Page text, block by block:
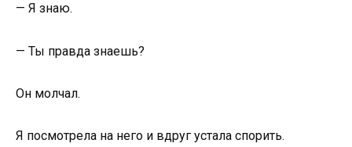
— Я знаю.
— Ты правда знаешь?
Он молчал.
Я посмотрела на него и вдруг устала спорить.